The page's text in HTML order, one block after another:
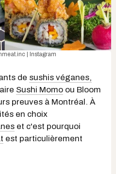
| Instagram
de sushis véganes,
Sushi Momo ou Bloom
preuves à Montréal. À
en choix
et c'est pourquoi
est particulièrement